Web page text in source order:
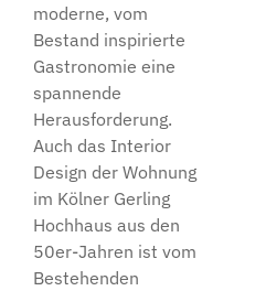
moderne, vom
Bestand inspirierte
Gastronomie eine
spannende
Herausforderung.
Auch das Interior
Design der Wohnung
im Kölner Gerling
Hochhaus aus den
50er-Jahren ist vom
Bestehenden